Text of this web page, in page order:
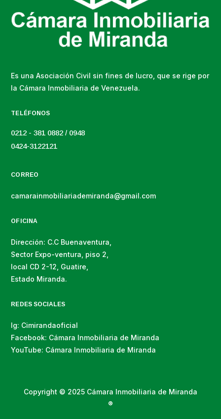
Es una Asociación Civil sin fines de lucro, que se rige por
la Cámara Inmobiliaria de Venezuela.
TELÉFONOS
0212 - 381 0882 / 0948
0424-3122121
CORREO
camarainmobiliariademiranda@gmail.com
OFICINA
Dirección: C.C Buenaventura,
Sector Expo-ventura, piso 2,
local CD 2-12, Guatire,
Estado Miranda.
REDES SOCIALES
Ig: Cimirandaoficial
Facebook: Cámara Inmobiliaria de Miranda
YouTube: Cámara Inmobiliaria de Miranda
Copyright © 2025 Cámara Inmobiliaria de Miranda
®